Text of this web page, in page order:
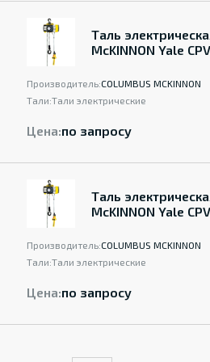
Таль
McKINNON Yale
Производитель:COLUMBUS MCKINNON
Тали:Тали электрические
Цена:по запросу
Таль
McKINNON Yale
Производитель:COLUMBUS MCKINNON
Тали:Тали электрические
Цена:по запросу